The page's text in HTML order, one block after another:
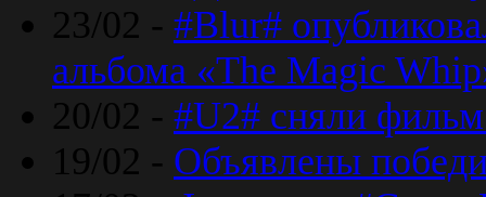
23/02 - #Blur#
альбома «The Magic
20/02 - #U2# сняли
19/02 - Объявлены